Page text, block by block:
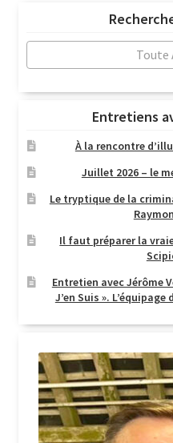
Toute
Entretiens
À la rencontre
Juillet 2026 – le
Le tryptique de la
Il faut préparer la
Entretien avec Jérôme
J’en Suis ».